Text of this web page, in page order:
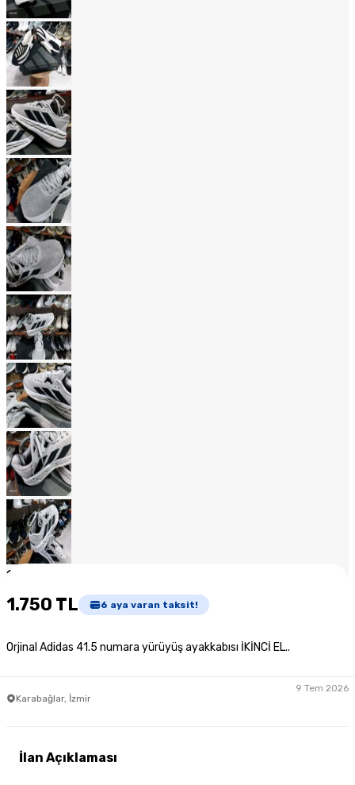
1
1.750 TL 6 aya varan taksit!
Orjinal Adidas 41.5 numara yürüyüş ayakkabısı İKİNCİ EL..
Karabağlar, İzmir
9 Tem 2026
İlan Açıklaması